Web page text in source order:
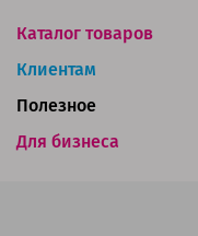
Каталог товаров
Клиентам
Для бизнеса
Полезное